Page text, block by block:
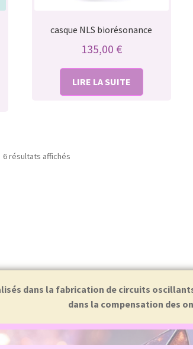
casque NLS biorésonance
135,00 €
LIRE LA SUITE
6 résultats affichés
dans la fabrication de circuits
dans la compensation des